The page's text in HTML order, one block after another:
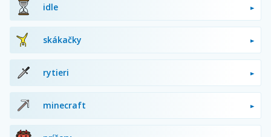
idle
skákačky
rytieri
minecraft